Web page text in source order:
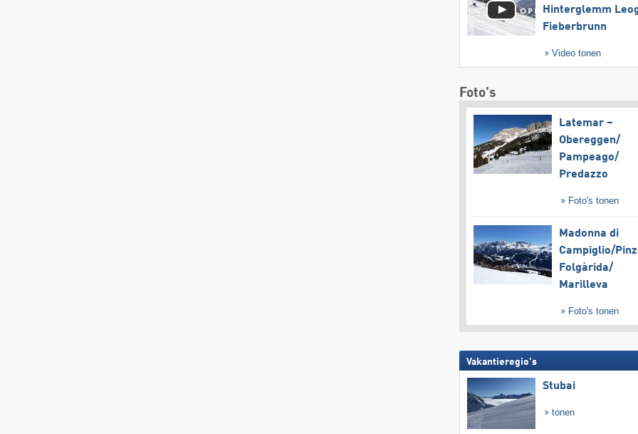
Hinterglemm
Fieberbrunn
Video tonen
Foto's
Latemar –
Obereggen/​
Pampeago/​
Predazzo
Foto's tonen
Madonna di
Campiglio/​
Folgàrida/​
Marilleva
Foto's tonen
Vakantieregio's
Stubai
tonen